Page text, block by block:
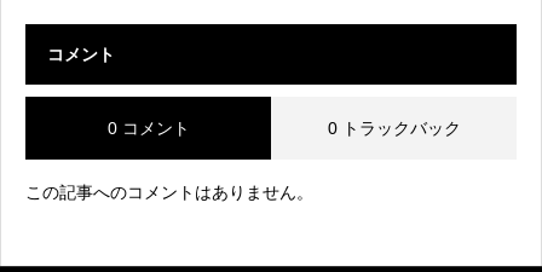
コメント
0 コメント 0 トラックバック
この記事へのコメントはありません。